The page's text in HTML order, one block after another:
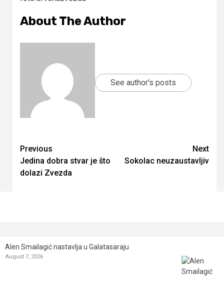
About The Author
See author's posts
Continue
Reading
Previous
Jedina dobra stvar je što
dolazi Zvezda
Next
Sokolac neuzaustavljiv
Alen Smailagić nastavlja u Galatasaraju
August 7, 2026